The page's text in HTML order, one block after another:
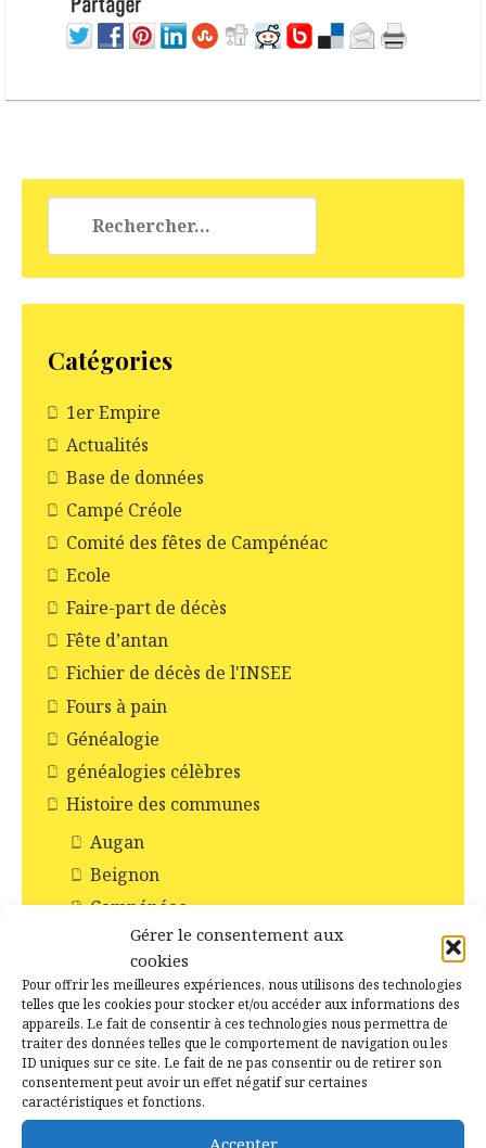
Gérer le consentement aux
cookies
Pour offrir les meilleures expériences, nous utilisons des technologies
telles que les cookies pour stocker et/ou accéder aux informations des
appareils. Le fait de consentir à ces technologies nous permettra de
traiter des données telles que le comportement de navigation ou les
ID uniques sur ce site. Le fait de ne pas consentir ou de retirer son
consentement peut avoir un effet négatif sur certaines
caractéristiques et fonctions.
Accepter
Rechercher :
Catégories
1er Empire
Actualités
Base de données
Campé Créole
Comité des fêtes de Campénéac
Ecole
Faire-part de décès
Fête d’antan
Fichier de décès de l'INSEE
Fours à pain
Généalogie
généalogies célèbres
Histoire des communes
Augan
Beignon
Campénéac
Concoret
Gourhel
Loyat
Monteneuf
Monterrein
Néant-sur-Yvel